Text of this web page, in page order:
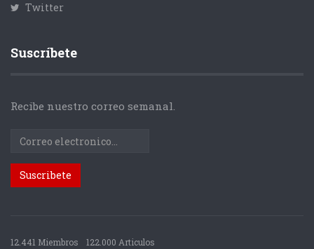
Twitter
Suscríbete
Recibe nuestro correo semanal.
12.441 Miembros 122.000 Articulos